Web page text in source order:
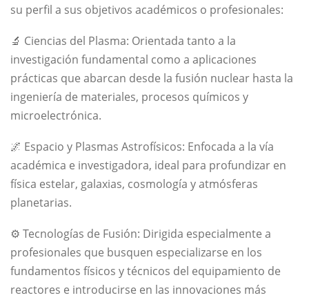
su perfil a sus objetivos académicos o profesionales:
🔬 Ciencias del Plasma: Orientada tanto a la
investigación fundamental como a aplicaciones
prácticas que abarcan desde la fusión nuclear hasta la
ingeniería de materiales, procesos químicos y
microelectrónica.
🌌 Espacio y Plasmas Astrofísicos: Enfocada a la vía
académica e investigadora, ideal para profundizar en
física estelar, galaxias, cosmología y atmósferas
planetarias.
⚙️ Tecnologías de Fusión: Dirigida especialmente a
profesionales que busquen especializarse en los
fundamentos físicos y técnicos del equipamiento de
reactores e introducirse en las innovaciones más